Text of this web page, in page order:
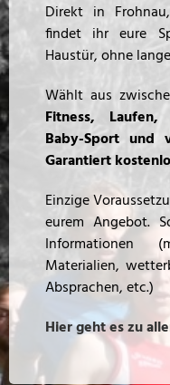
Direkt in
findet ihr eure
Haustür, ohne
Wählt aus
Fitness, Laufen,
Baby-Sport und
Garantiert
Einzige
eurem Angebot.
Informationen
Materialien,
Absprachen, etc.)
Hier geht es zu